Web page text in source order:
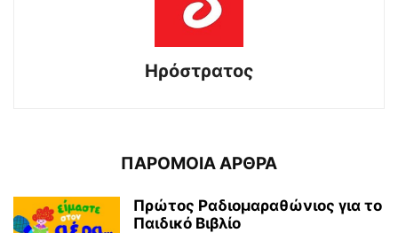
Ηρόστρατος
ΠΑΡΟΜΟΙΑ ΑΡΘΡΑ
Πρώτος Ραδιομαραθώνιος για το
Παιδικό Βιβλίο